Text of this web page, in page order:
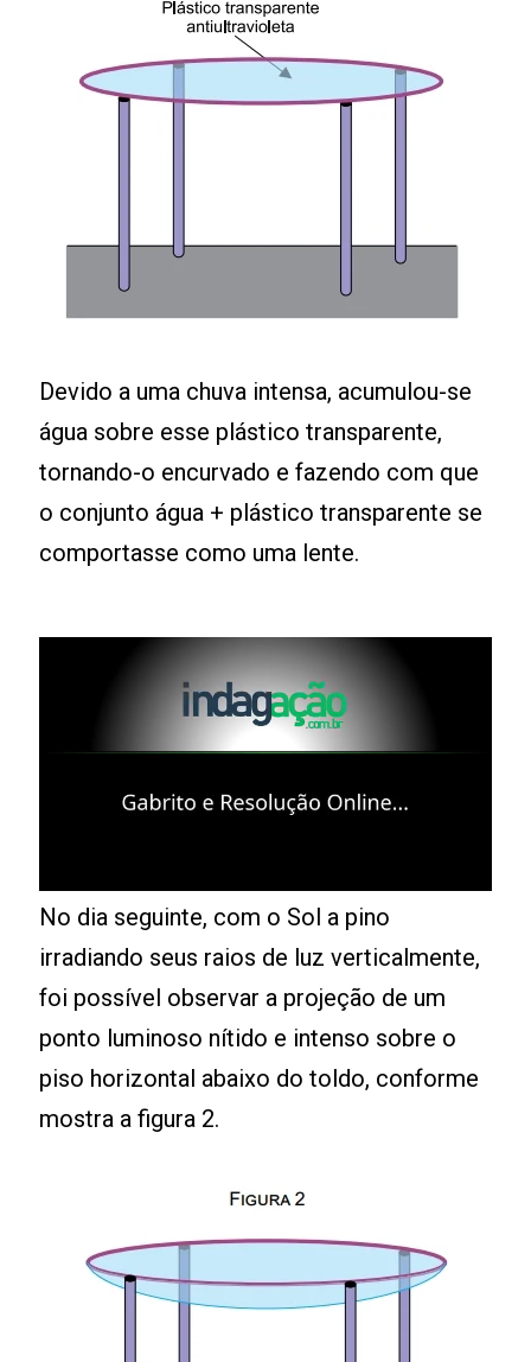
Devido a uma chuva intensa, acumulou-se
água sobre esse plástico transparente,
tornando-o encurvado e fazendo com que
o conjunto água + plástico transparente se
comportasse como uma lente.
No dia seguinte, com o Sol a pino
irradiando seus raios de luz verticalmente,
foi possível observar a projeção de um
ponto luminoso nítido e intenso sobre o
piso horizontal abaixo do toldo, conforme
mostra a figura 2.